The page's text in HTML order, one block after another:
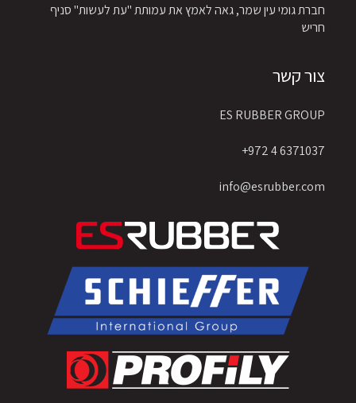
חברת גומי עין שמר, גאה לאמץ את עמותת "עת לעשות" סניף
חריש
צור קשר
ES RUBBER GROUP
6371037 4 972+
info@esrubber.com